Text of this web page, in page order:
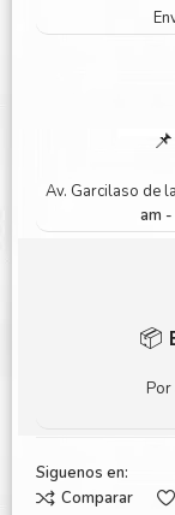
Av. Garcilaso de
am
📦
Por
Siguenos en:
Comparar